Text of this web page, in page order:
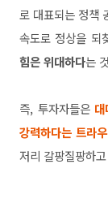
로 대표되는 정책
속도로 정상을 되
힘은 위대하다는
즉, 투자자들은
강력하다는 트라
저리 갈팡질팡하